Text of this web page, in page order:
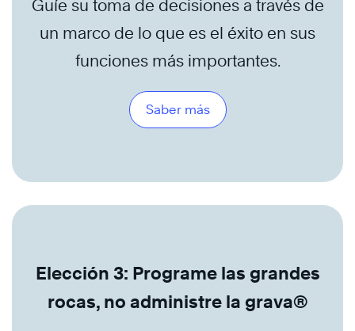
Guíe su toma de decisiones a través de
un marco de lo que es el éxito en sus
funciones más importantes.
Saber más
Elección 3: Programe las grandes
rocas, no administre la grava®